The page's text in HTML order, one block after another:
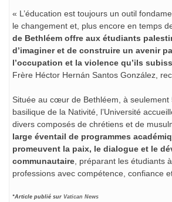
« L’éducation est toujours un outil
le changement et, plus encore en temps
de Bethléem offre aux étudiants
d’imaginer et de construire un avenir
l’occupation et la violence qu’ils
Frère Héctor Hernán Santos González,
Située au cœur de Bethléem, à seulement
basilique de la Nativité, l’Université
divers composés de chrétiens et de
large éventail de programmes
promeuvent la paix, le dialogue et le
communautaire , préparant les étudiants
professions avec compétence, confiance
*Article publié sur Vatican News